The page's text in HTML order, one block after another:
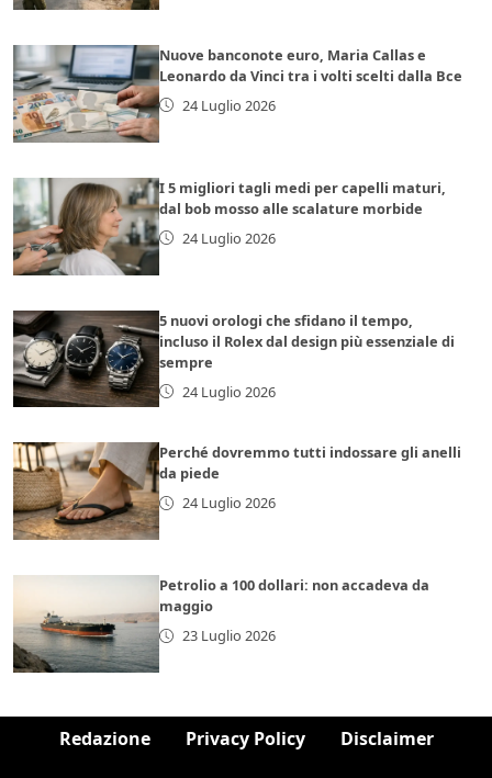
Nuove banconote euro, Maria Callas e
Leonardo da Vinci tra i volti scelti dalla Bce
24 Luglio 2026
I 5 migliori tagli medi per capelli maturi,
dal bob mosso alle scalature morbide
24 Luglio 2026
5 nuovi orologi che sfidano il tempo,
incluso il Rolex dal design più essenziale di
sempre
24 Luglio 2026
Perché dovremmo tutti indossare gli anelli
da piede
24 Luglio 2026
Petrolio a 100 dollari: non accadeva da
maggio
23 Luglio 2026
Redazione Privacy Policy Disclaimer